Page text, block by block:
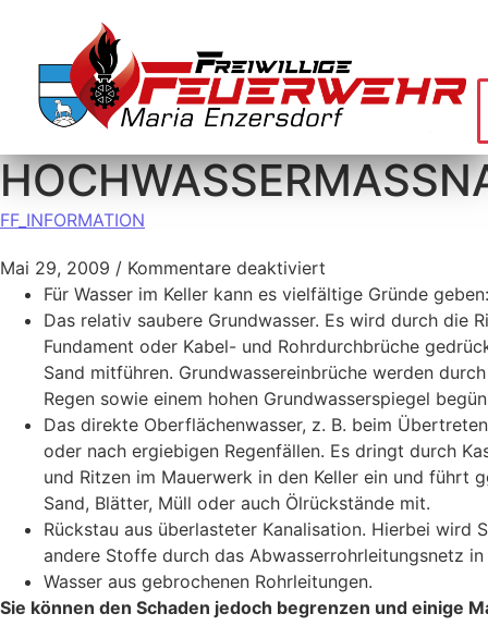
FF_INFORMATION
Mai 29, 2009 / Kommentare deaktiviert
Für Wasser im Keller kann es vielfältige Gründe geben:
Das relativ saubere Grundwasser. Es wird durch die
Fundament oder Kabel- und Rohrdurchbrüche
Sand mitführen. Grundwassereinbrüche werden
Regen sowie einem hohen Grundwasserspiegel
Das direkte Oberflächenwasser, z. B. beim
oder nach ergiebigen Regenfällen. Es dringt durch
und Ritzen im Mauerwerk in den Keller ein und führt
Sand, Blätter, Müll oder auch Ölrückstände mit.
Rückstau aus überlasteter Kanalisation. Hierbei wird
andere Stoffe durch das Abwasserrohrleitungsnetz
Wasser aus gebrochenen Rohrleitungen.
Sie können den Schaden jedoch begrenzen und einige